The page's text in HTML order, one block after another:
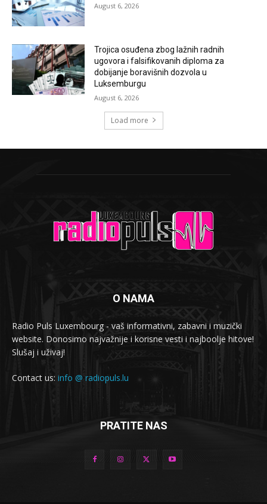
August 6, 2026
Trojica osuđena zbog lažnih radnih
ugovora i falsifikovanih diploma za
dobijanje boravišnih dozvola u
Luksemburgu
August 6, 2026
Load more
O NAMA
Radio Puls Luxembourg - vaš informativni, zabavni i muzički
website. Donosimo najvažnije i korisne vesti i najboolje hitove!
Slušaj i uživaj!
Contact us: info @ radiopuls.lu
PRATITE NAS